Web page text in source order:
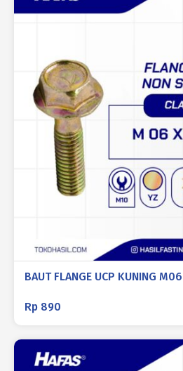
BAUT FLANGE UCP KUNING
Rp 890